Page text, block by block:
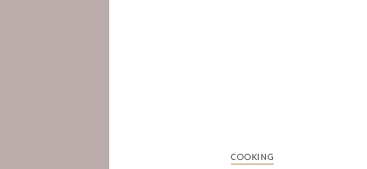
COOKING